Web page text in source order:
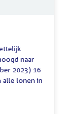
naar
2023) 16
alle lonen in